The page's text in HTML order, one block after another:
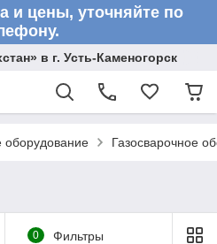
и цены, уточняйте по
в г. Усть-Каменогорск
оборудование Газосварочное
0 Фильтры